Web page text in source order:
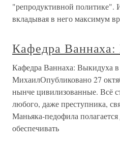
"репродуктивной политике".
вкладывая в него максимум
Кафедра
Кафедра Ваннаха: Выкидуха
МихаилОпубликовано 27
нынче цивилизованные. Всё
любого, даже преступника,
Маньяка-педофила
обеспечивать